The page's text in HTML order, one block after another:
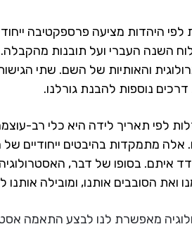
היהדות מציעה פרספקטיבה
השנה העברי ועל תובנות
והאותיות של השם. שתי
נוספות להבנת גורלנו.
לפי תאריך לידה היא כלי רב-
אלה מתמקדות בהיבטים ייחודיים
איתם. בסופו של דבר,
ואת הסובבים אותנו, ומובילה
מאפשרת לנו לבצע התאמה